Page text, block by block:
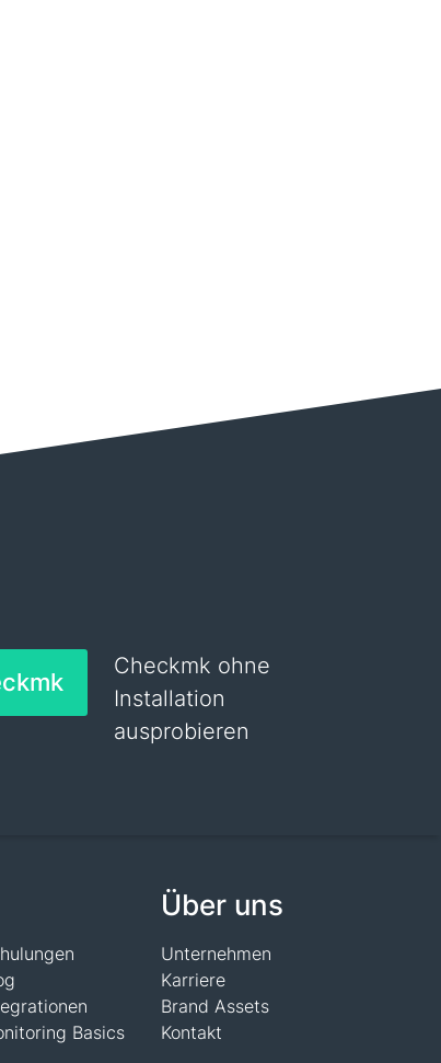
Checkmk ohne
Installation
ausprobieren
Basics
Über uns
Unternehmen
Karriere
Brand Assets
Kontakt